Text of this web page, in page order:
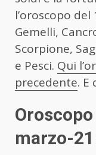
l’oroscopo
Gemelli,
Scorpione,
e Pesci. Qui
precedente. E
marzo-